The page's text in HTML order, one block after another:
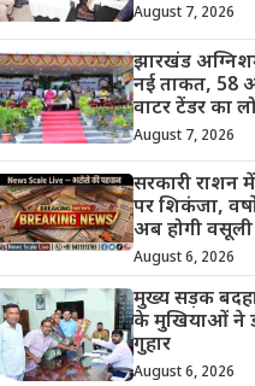
August 7, 2026
झारखंड
नई ताकत, 58
वाटर टेंडर का
August 7, 2026
सरकारी राशन
पर शिकंजा,
अब होगी वसूली
August 6, 2026
मुख्य सड़क
के मुखियाओं ने
गुहार
August 6, 2026